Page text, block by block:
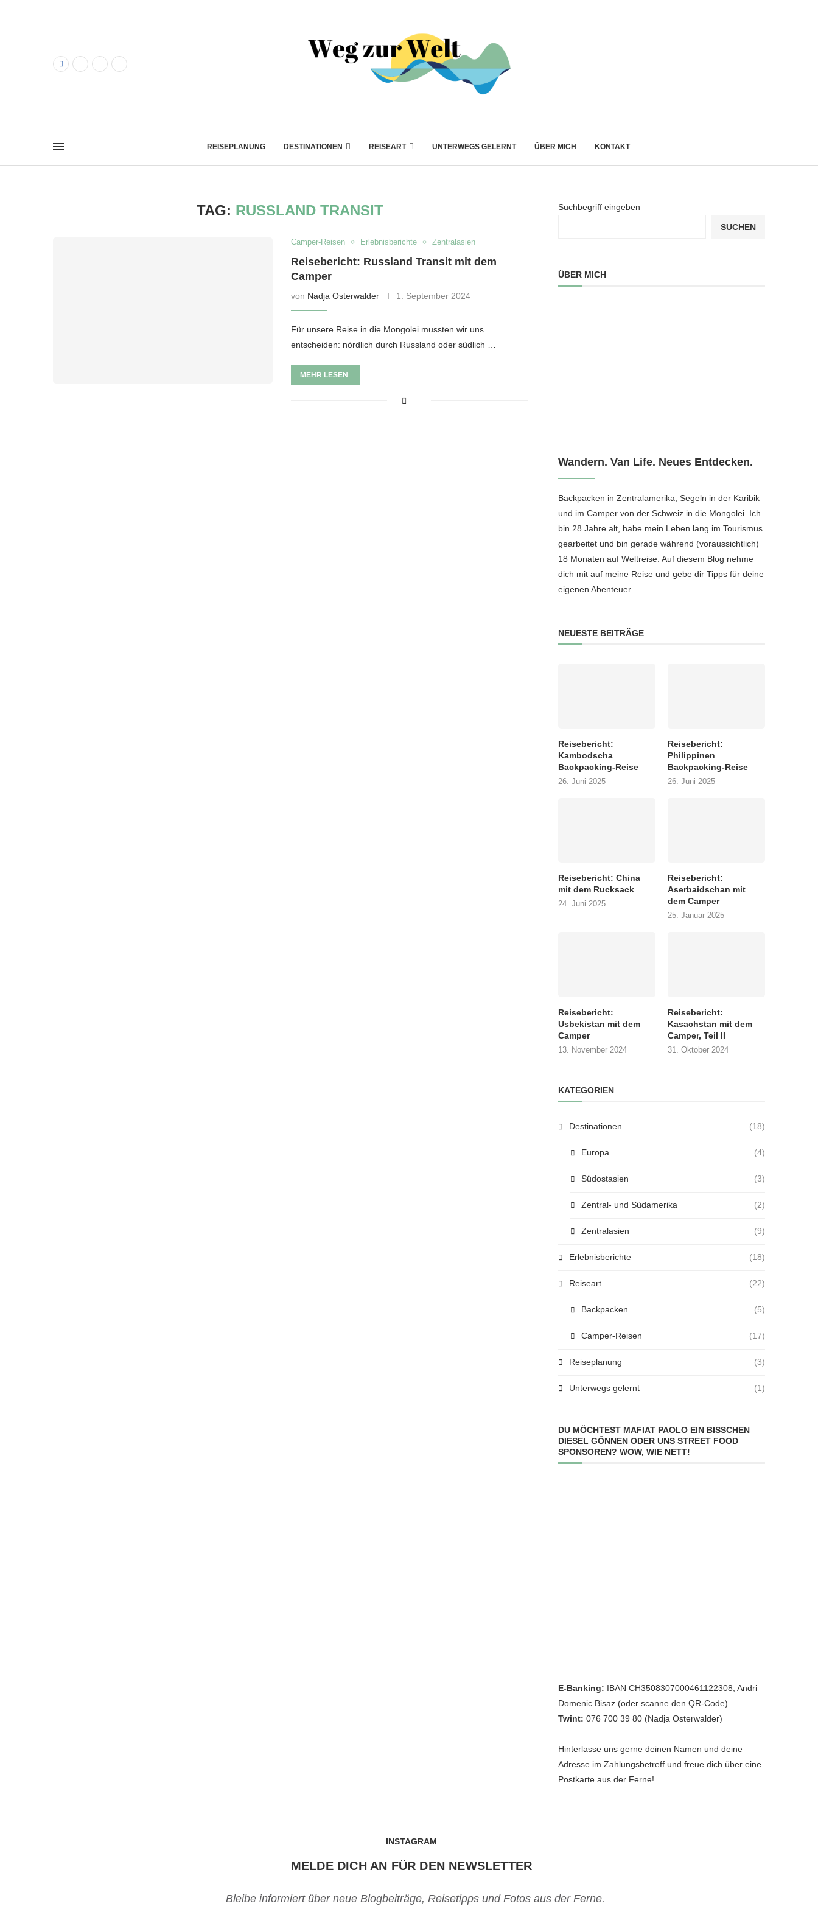
REISEPLANUNG DESTINATIONEN REISEART UNTERWEGS GELERNT ÜBER MICH KONTAKT
TAG: RUSSLAND TRANSIT
Camper-Reisen Erlebnisberichte Zentralasien
Reisebericht: Russland Transit mit dem
Camper
von Nadja Osterwalder 1. September 2024
Für unsere Reise in die Mongolei mussten wir uns
entscheiden: nördlich durch Russland oder südlich …
MEHR LESEN
Suchbegriff eingeben
SUCHEN
ÜBER MICH
Wandern. Van Life. Neues Entdecken.
Backpacken in Zentralamerika, Segeln in der Karibik
und im Camper von der Schweiz in die Mongolei. Ich
bin 28 Jahre alt, habe mein Leben lang im Tourismus
gearbeitet und bin gerade während (voraussichtlich)
18 Monaten auf Weltreise. Auf diesem Blog nehme
dich mit auf meine Reise und gebe dir Tipps für deine
eigenen Abenteuer.
NEUESTE BEITRÄGE
Reisebericht:
Kambodscha
Backpacking-Reise
26. Juni 2025
Reisebericht:
Philippinen
Backpacking-Reise
26. Juni 2025
Reisebericht: China
mit dem Rucksack
24. Juni 2025
Reisebericht:
Aserbaidschan mit
dem Camper
25. Januar 2025
Reisebericht:
Usbekistan mit dem
Camper
13. November 2024
Reisebericht:
Kasachstan mit dem
Camper, Teil II
31. Oktober 2024
KATEGORIEN
Destinationen (18)
Europa (4)
Südostasien (3)
Zentral- und Südamerika (2)
Zentralasien (9)
Erlebnisberichte (18)
Reiseart (22)
Backpacken (5)
Camper-Reisen (17)
Reiseplanung (3)
Unterwegs gelernt (1)
DU MÖCHTEST MAFIAT PAOLO EIN BISSCHEN
DIESEL GÖNNEN ODER UNS STREET FOOD
SPONSOREN? WOW, WIE NETT!
E-Banking: IBAN CH3508307000461122308, Andri
Domenic Bisaz (oder scanne den QR-Code)
Twint: 076 700 39 80 (Nadja Osterwalder)
Hinterlasse uns gerne deinen Namen und deine
Adresse im Zahlungsbetreff und freue dich über eine
Postkarte aus der Ferne!
INSTAGRAM
MELDE DICH AN FÜR DEN NEWSLETTER
Bleibe informiert über neue Blogbeiträge, Reisetipps und Fotos aus der Ferne.